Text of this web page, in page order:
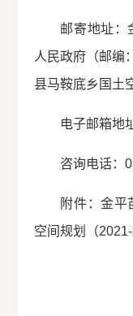
邮寄地址：
人民政府（邮编
县马鞍底乡国土
电子邮箱地
咨询电话：
附件：金平
空间规划（